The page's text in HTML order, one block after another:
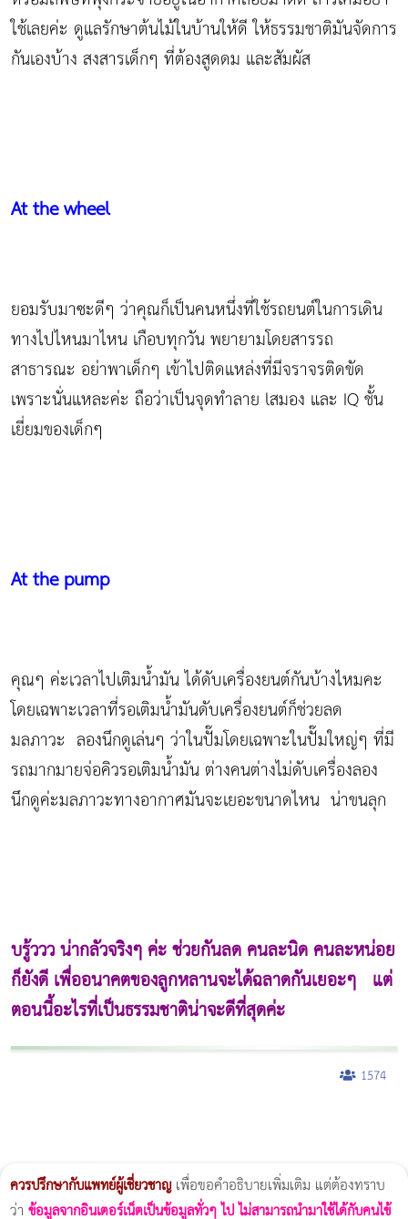
ใช้เลยค่ะ ดูแลรักษาต้นไม้ในบ้านให้ดี ให้ธรรมชาติมันจัดการ
กันเองบ้าง สงสารเด็กๆ ที่ต้องสูดดม และสัมผัส
At the wheel
ยอมรับมาซะดีๆ ว่าคุณก็เป็นคนหนึ่งที่ใช้รถยนต์ในการเดิน
ทางไปไหนมาไหน เกือบทุกวัน พยายามโดยสารรถ
สาธารณะ อย่าพาเด็กๆ เข้าไปติดแหล่งที่มีจราจรติดขัด
เพราะนั่นแหละค่ะ ถือว่าเป็นจุดทำลาย lสมอง และ IQ ชั้น
เยี่ยมของเด็กๆ
At the pump
คุณๆ ค่ะเวลาไปเติมน้ำมัน ได้ดับเครื่องยนต์กันบ้างไหมคะ
โดยเฉพาะเวลาที่รอเติมน้ำมันดับเครื่องยนต์ก็ช่วยลด
มลภาวะ ลองนึกดูเล่นๆ ว่าในปั๊มโดยเฉพาะในปั๊มใหญ่ๆ ที่มี
รถมากมายจ่อคิวรอเติมน้ำมัน ต่างคนต่างไม่ดับเครื่องลอง
นึกดูค่ะมลภาวะทางอากาศมันจะเยอะขนาดไหน น่าขนลุก
บรู้ววว น่ากลัวจริงๆ ค่ะ ช่วยกันลด คนละนิด คนละหน่อย
ก็ยังดี เพื่ออนาคตของลูกหลานจะได้ฉลาดกันเยอะๆ แต่
ตอนนี้อะไรที่เป็นธรรมชาติน่าจะดีที่สุดค่ะ
1574
ควรปรึกษากับแพทย์ผู้เชี่ยวชาญเพื่อขอคำอธิบายเพิ่มเติม แต่ต้องทราบ
ว่า ข้อมูลจากอินเตอร์เน็ตเป็นข้อมูลทั่วๆ ไป ไม่สามารถนำมาใช้ได้กับคนไข้